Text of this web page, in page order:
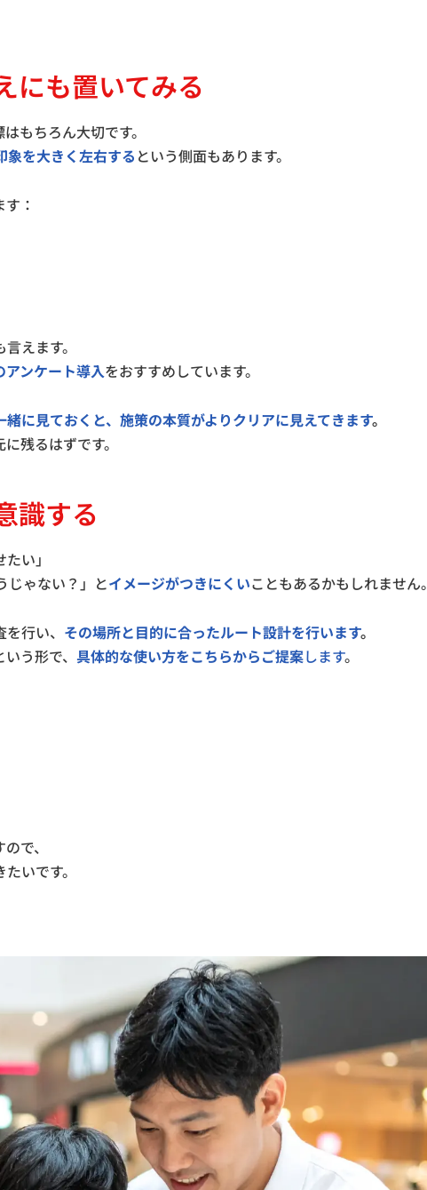
にも置いてみる
もちろん大切です。
象を大きく左右する という側面もあります。
：
えます。
アンケート導入をおすすめしています。
に見ておくと、施策の本質がよりクリアに見えてきます。
残るはずです。
識する
い」
じゃない？」とイメージがつきにくいこともあるかもしれません。
行い、 その場所と目的に合ったルート設計を行います。
う形で、 具体的な使い方をこちらからご提案します。
で、
いです。